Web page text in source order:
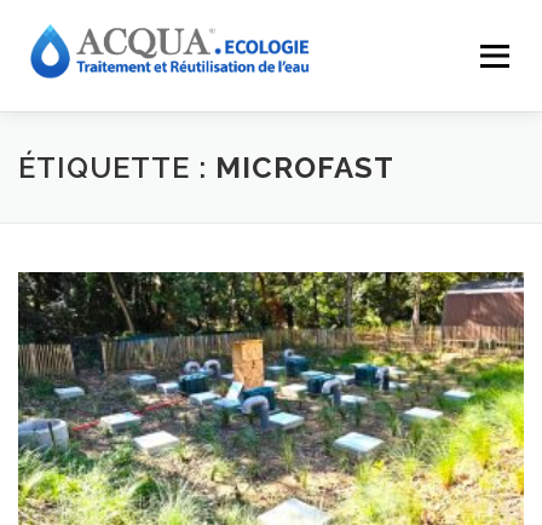
Menu
RESSOURCES CONTACT ACQUA-SHOP
ÉTIQUETTE : MICROFAST